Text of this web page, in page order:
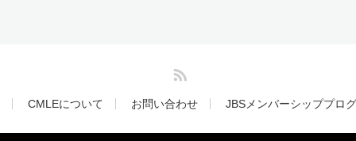
CMLEについて お問い合わせ JBSメンバーシッププロ